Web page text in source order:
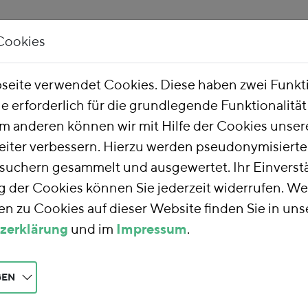
Biogas im EEG
die Verstromung von Anbaubiomasse aus
die Kosten…
der Ausnahmen für die Industrie bei der
Institut für Wirtschaftsforschung (DIW Berlin), Arepo
verwendet Cookies. Diese haben zwei
erforderlich für die grundlegende
anderen können wir mit Hilfe der Cookies
verbessern. Hierzu werden
gesammelt und ausgewertet. Ihr
der Cookies können Sie jederzeit widerrufen.
zu Cookies auf dieser Website finden Sie in
und im Impressum.